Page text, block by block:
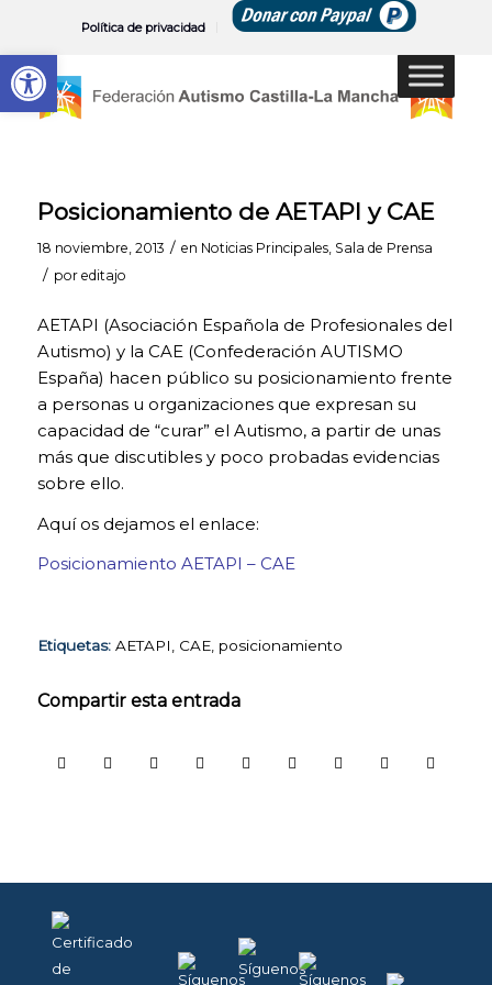
Política de privacidad
Posicionamiento de AETAPI y CAE
18 noviembre, 2013 / en Noticias Principales, Sala de Prensa
/ por editajo
AETAPI (Asociación Española de Profesionales del
Autismo) y la CAE (Confederación AUTISMO
España) hacen público su posicionamiento frente
a personas u organizaciones que expresan su
capacidad de “curar” el Autismo, a partir de unas
más que discutibles y poco probadas evidencias
sobre ello.
Aquí os dejamos el enlace:
Posicionamiento AETAPI – CAE
Etiquetas: AETAPI CAE, posicionamiento
Compartir esta entrada
TÉCNICAS
NECESARIAS.
Para que
nuestra
Abrir barra de herramientas